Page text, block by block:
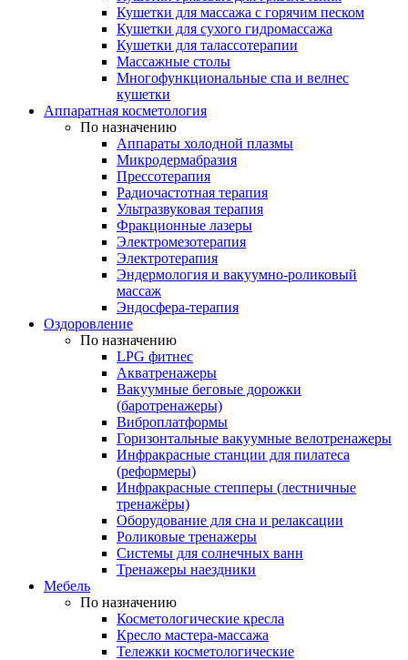
Кушетки для массажа с горячим песком
Кушетки для сухого гидромассажа
Кушетки для талассотерапии
Массажные столы
Многофункциональные спа и велнес
кушетки
Аппаратная косметология
По назначению
Аппараты холодной плазмы
Микродермабразия
Прессотерапия
Радиочастотная терапия
Ультразвуковая терапия
Фракционные лазеры
Электромезотерапия
Электротерапия
Эндермология и вакуумно-роликовый
массаж
Эндосфера-терапия
Оздоровление
По назначению
LPG фитнес
Акватренажеры
Вакуумные беговые дорожки
(баротренажеры)
Виброплатформы
Горизонтальные вакуумные велотренажеры
Инфракрасные станции для пилатеса
(реформеры)
Инфракрасные степперы (лестничные
тренажёры)
Оборудование для сна и релаксации
Роликовые тренажеры
Системы для солнечных ванн
Тренажеры наездники
Мебель
По назначению
Косметологические кресла
Кресло мастера-массажа
Тележки косметологические